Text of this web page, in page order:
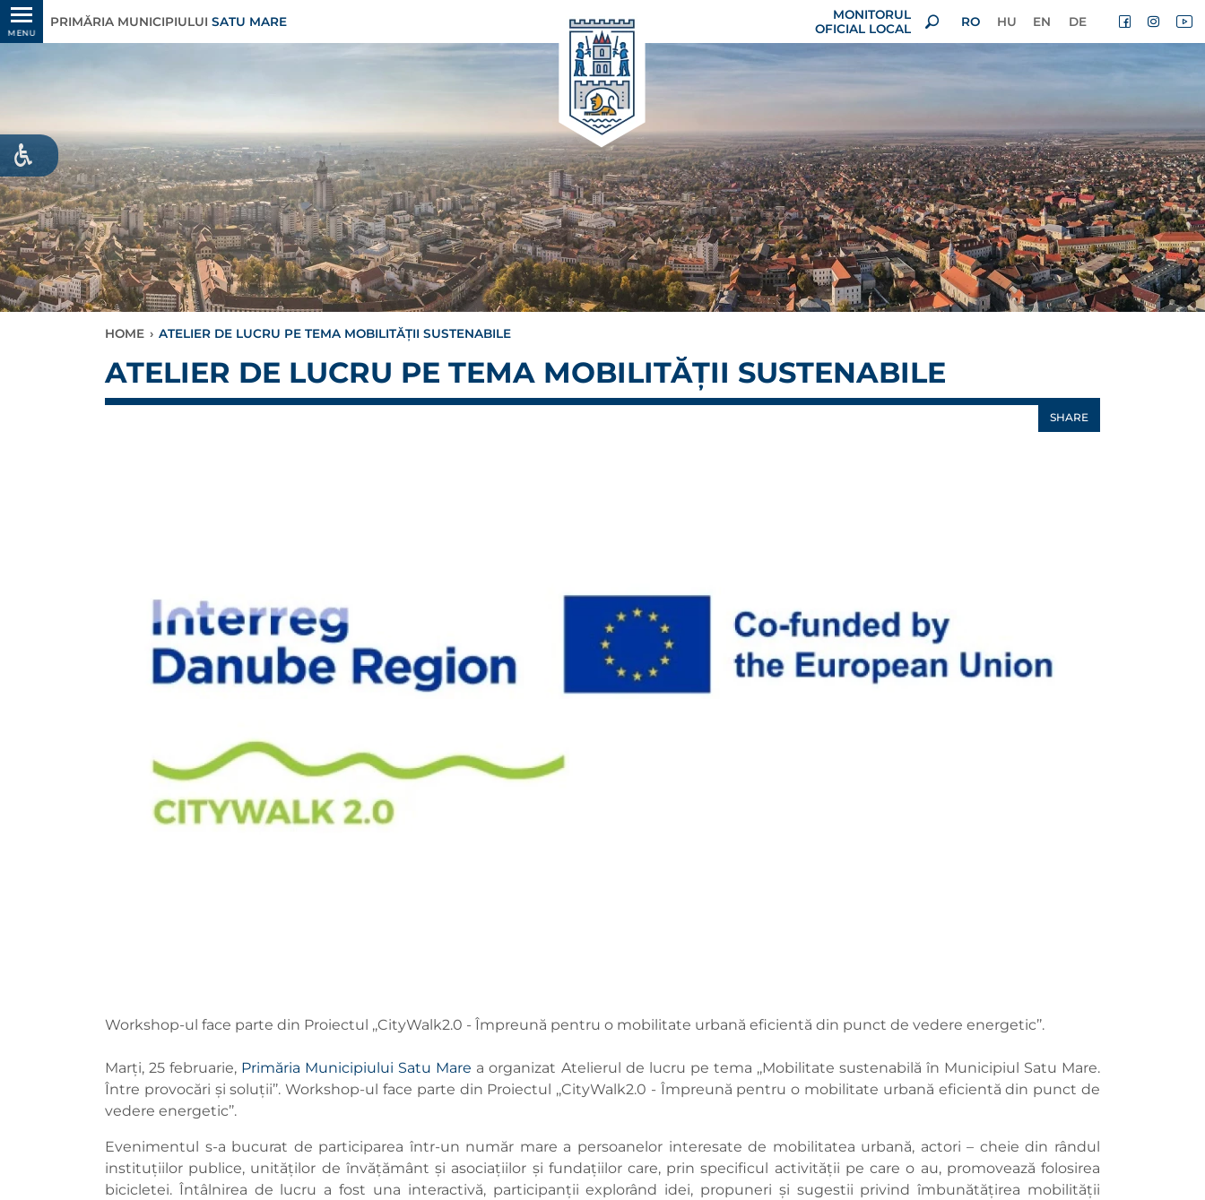
MENU
PRIMĂRIA MUNICIPIULUI SATU MARE
MONITORUL
OFICIAL LOCAL
RO HU EN DE
HOME › ATELIER DE LUCRU PE TEMA MOBILITĂȚII SUSTENABILE
ATELIER DE LUCRU PE TEMA MOBILITĂȚII SUSTENABILE
SHARE
Workshop-ul face parte din Proiectul ,,CityWalk2.0 - Împreună pentru o mobilitate urbană eficientă din punct de vedere energetic’’.
Marți, 25 februarie, Primăria Municipiului Satu Mare a organizat Atelierul de lucru pe tema ,,Mobilitate sustenabilă în Municipiul Satu Mare.
Între provocări și soluții’’. Workshop-ul face parte din Proiectul ,,CityWalk2.0 - Împreună pentru o mobilitate urbană eficientă din punct de
vedere energetic’’.
Evenimentul s-a bucurat de participarea într-un număr mare a persoanelor interesate de mobilitatea urbană, actori – cheie din rândul
instituțiilor publice, unităților de învățământ și asociațiilor și fundațiilor care, prin specificul activității pe care o au, promovează folosirea
bicicletei. Întâlnirea de lucru a fost una interactivă, participanții explorând idei, propuneri și sugestii privind îmbunătățirea mobilității